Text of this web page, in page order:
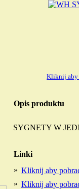
Kliknij aby
Opis produktu
SYGNETY W
Linki
» Kliknij aby
» Kliknij aby